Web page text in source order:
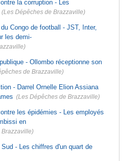
la corruption - Les
(Les Dépêches de Brazzaville)
Congo de football - JST, Inter,
les demi-
- Ollombo réceptionne son
de Brazzaville)
- Darrel Ornelle Elion Assiana
(Les Dépêches de Brazzaville)
les épidémies - Les employés
en
Sud - Les chiffres d'un quart de